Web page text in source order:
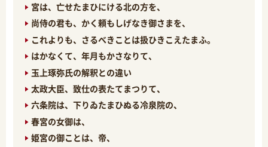
宮は、亡せたまひにける北の方を、
尚侍の君も、かく頼もしげなき御さまを、
これよりも、さるべきことは扱ひきこえたまふ。
はかなくて、年月もかさなりて、
玉上琢弥氏の解釈との違い
太政大臣、致仕の表たてまつりて、
六条院は、下りゐたまひぬる冷泉院の、
春宮の女御は、
姫宮の御ことは、帝、